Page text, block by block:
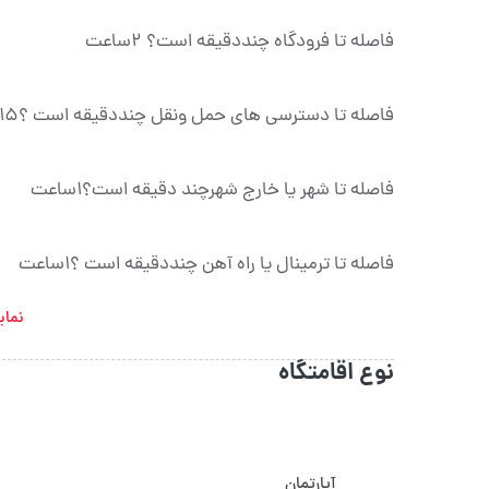
فاصله تا فرودگاه چنددقیقه است؟ ۲ساعت
فاصله تا دسترسی های حمل ونقل چنددقیقه است ؟15 دقیقه
فاصله تا شهر یا خارج شهرچند دقیقه است؟1ساعت
فاصله تا ترمینال یا راه آهن چنددقیقه است ؟1ساعت
نوع اقامتگاه